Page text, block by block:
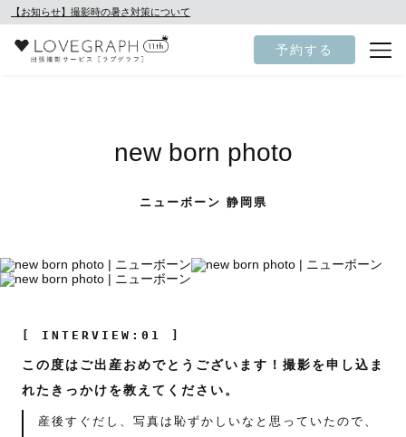
【お知らせ】撮影時の暑さ対策について
予約する
new born photo
ニューボーン 静岡県
[ INTERVIEW:01 ]
この度はご出産おめでとうございます！撮影を申し込ま
れたきっかけを教えてください。
産後すぐだし、写真は恥ずかしいなと思っていたので、